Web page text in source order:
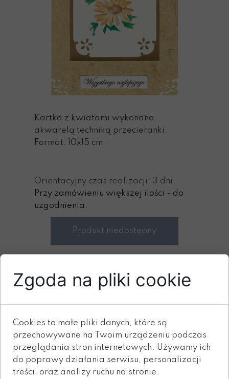
Kartka z kwiatami wykonana
akwarelą techniką przecieranki.
Format: 10x15 cm
Orientacyjny czas realizacji: 3 dni.
Przy zamówieniu większej ilości - do
uzgodnienia.
Produkt niedostępny
ZOBACZ RÓWNIEŻ
Zgoda na pliki cookie
Cookies to małe pliki danych, które są
przechowywane na Twoim urządzeniu podczas
przeglądania stron internetowych. Używamy ich
do poprawy działania serwisu, personalizacji
treści, oraz analizy ruchu na stronie.